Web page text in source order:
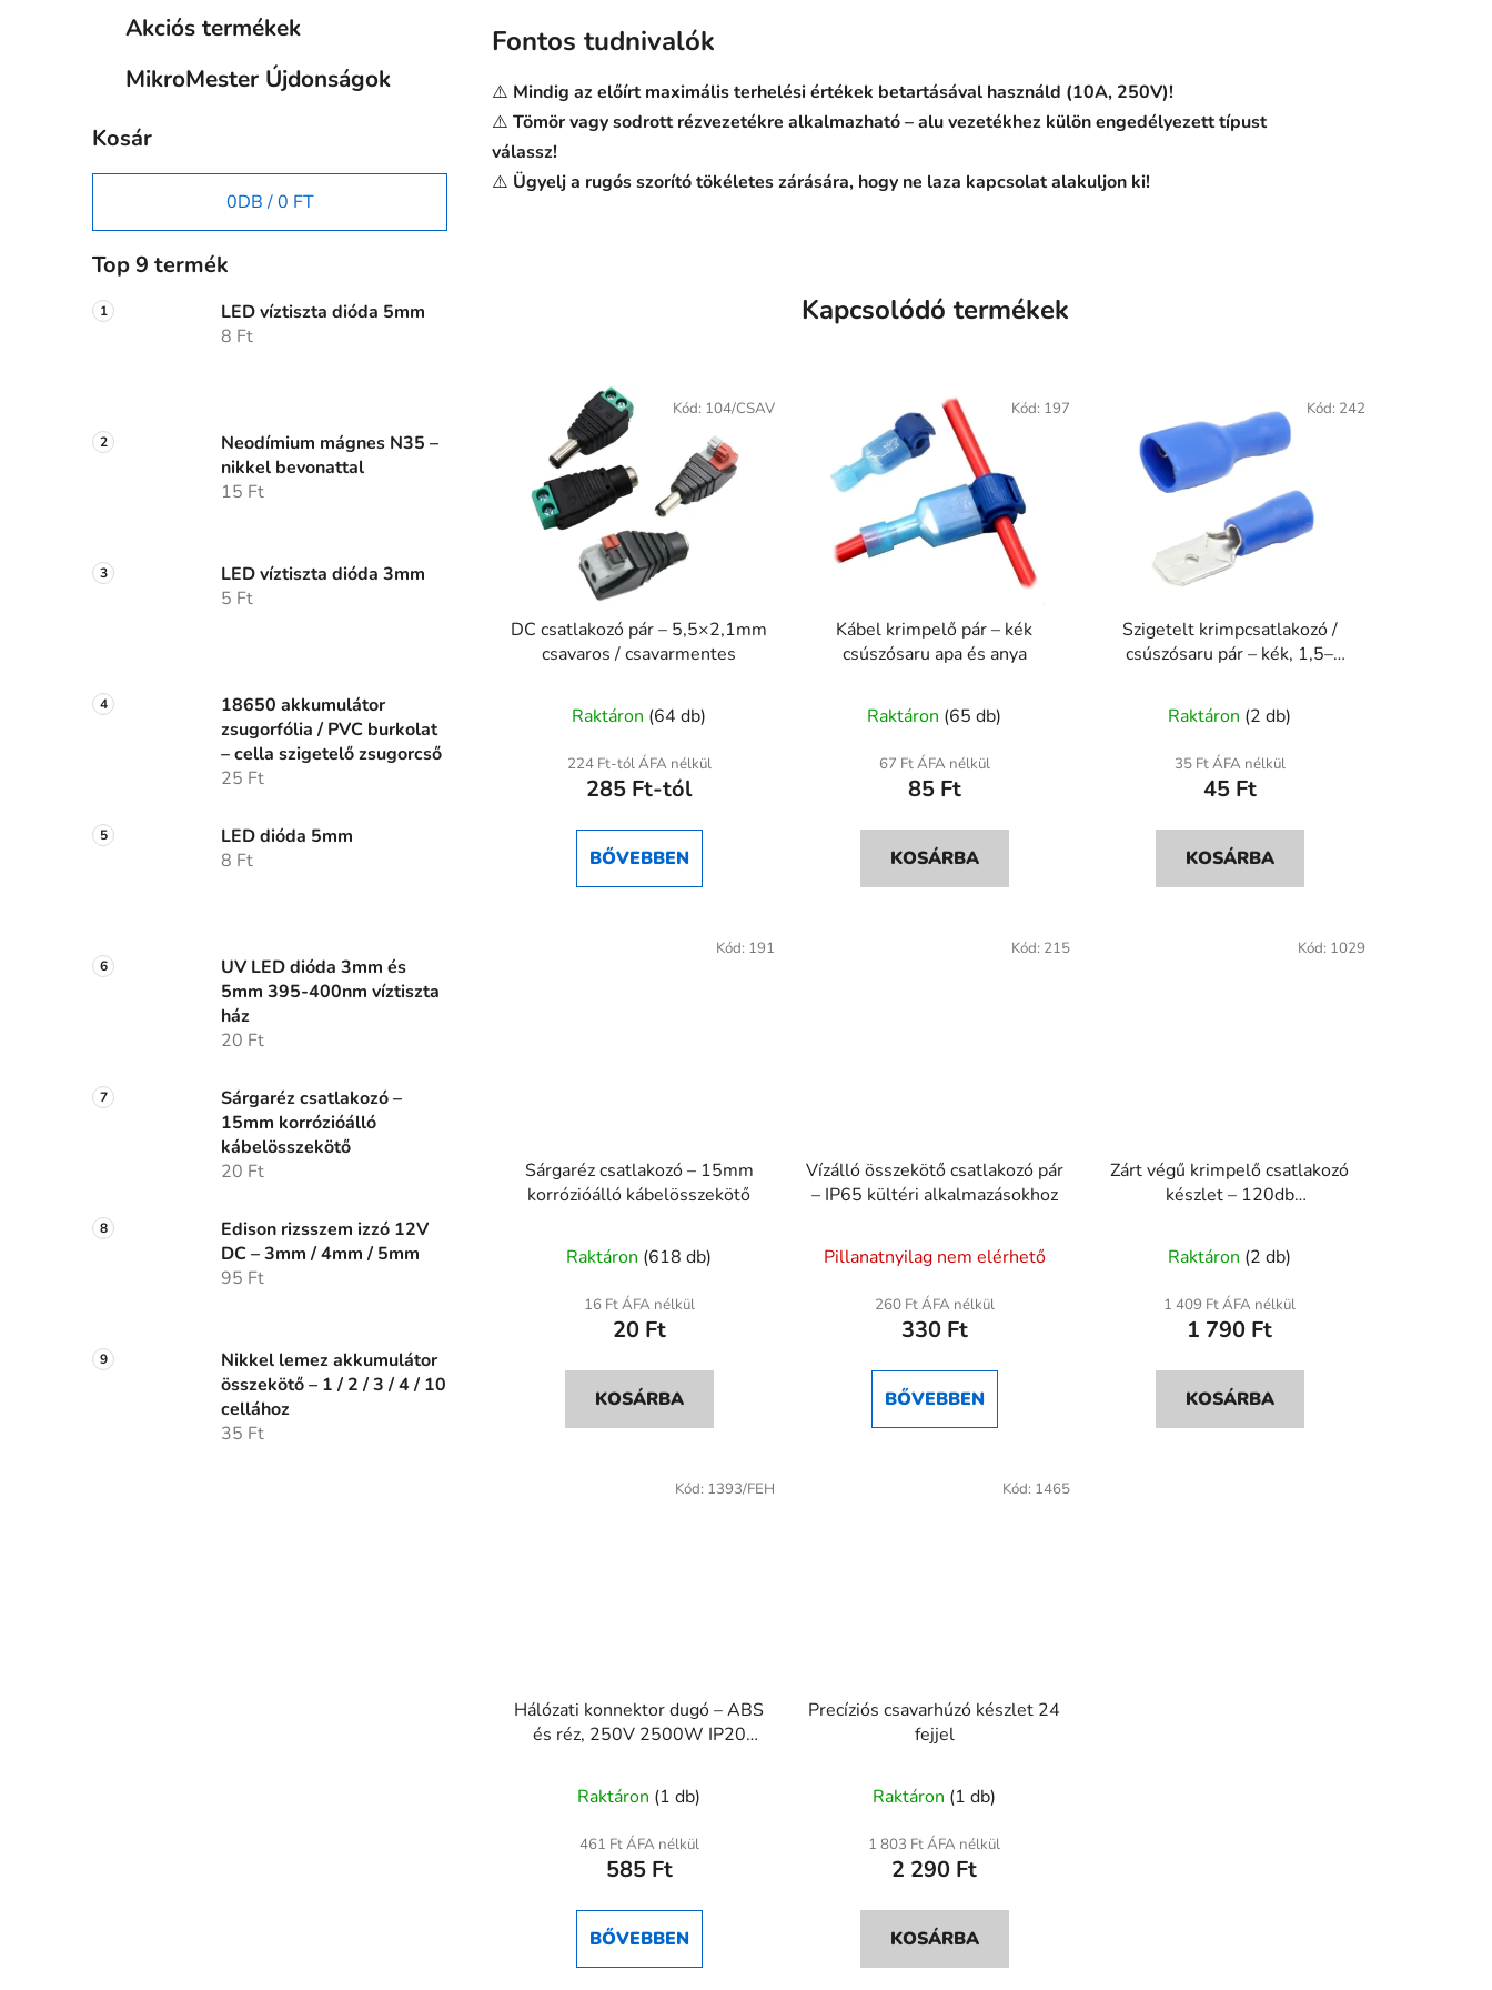
Akciós termékek
MikroMester Újdonságok
Kosár
0DB /0 FT
Top 9 termék
LED víztiszta dióda 5mm
8 Ft
Neodímium mágnes N35 –
nikkel bevonattal
15 Ft
LED víztiszta dióda 3mm
5 Ft
18650 akkumulátor
zsugorfólia / PVC burkolat
– cella szigetelő zsugorcső
25 Ft
LED dióda 5mm
8 Ft
UV LED dióda 3mm és
5mm 395-400nm víztiszta
ház
20 Ft
Sárgaréz csatlakozó –
15mm korrózióálló
kábelösszekötő
20 Ft
Edison rizsszem izzó 12V
DC – 3mm / 4mm / 5mm
95 Ft
Nikkel lemez akkumulátor
összekötő – 1 / 2 / 3 / 4 / 10
cellához
35 Ft
Fontos tudnivalók
⚠️ Mindig az előírt maximális terhelési értékek betartásával használd (10A, 250V)!
⚠️ Tömör vagy sodrott rézvezetékre alkalmazható – alu vezetékhez külön engedélyezett típust
válassz!
⚠️ Ügyelj a rugós szorító tökéletes zárására, hogy ne laza kapcsolat alakuljon ki!
Kapcsolódó termékek
DC csatlakozó pár – 5,5×2,1mm
csavaros / csavarmentes
termék
átlagos
értékelése
ből
Raktáron (64 db)
224 Ft-tól ÁFA nélkül
285 Ft-tól
BŐVEBBEN
Kód: 104/CSAV
Kábel krimpelő pár – kék
csúszósaru apa és anya
Raktáron (65 db)
67 Ft ÁFA nélkül
85 Ft
KOSÁRBA
Kód: 197
Szigetelt krimpcsatlakozó /
csúszósaru pár – kék, 1,5–
Raktáron (2 db)
35 Ft ÁFA nélkül
45 Ft
KOSÁRBA
Kód: 242
Sárgaréz csatlakozó – 15mm
korrózióálló kábelösszekötő
Raktáron (618 db)
16 Ft ÁFA nélkül
20 Ft
KOSÁRBA
Kód: 191
Vízálló összekötő csatlakozó pár
– IP65 kültéri alkalmazásokhoz
Pillanatnyilag nem elérhető
260 Ft ÁFA nélkül
330 Ft
BŐVEBBEN
Kód: 215
Zárt végű krimpelő csatlakozó
készlet – 120db
Raktáron (2 db)
1 409 Ft ÁFA nélkül
1 790 Ft
KOSÁRBA
Kód: 1029
Hálózati konnektor dugó – ABS
és réz, 250V 2500W IP20
Raktáron (1 db)
461 Ft ÁFA nélkül
585 Ft
BŐVEBBEN
Kód: 1393/FEH
Precíziós csavarhúzó készlet 24
fejjel
Raktáron (1 db)
1 803 Ft ÁFA nélkül
2 290 Ft
KOSÁRBA
Kód: 1465